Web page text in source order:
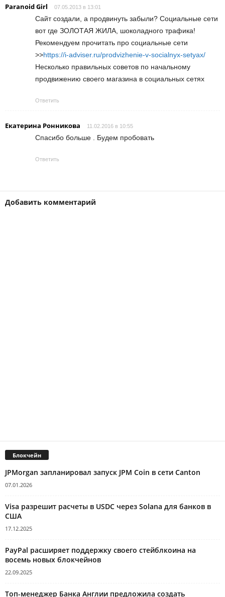
Paranoid Girl 07.05.2013 в 13:01
Сайт создали, а продвинуть забыли? Социальные сети
вот где ЗОЛОТАЯ ЖИЛА, шоколадного трафика!
Рекомендуем прочитать про социальные сети
>>https://i-adviser.ru/prodvizhenie-v-socialnyx-setyax/
Несколько правильных советов по начальному
продвижению своего магазина в социальных сетях
Ответить
Екатерина Ронникова 11.02.2016 в 10:55
Спасибо больше . Будем пробовать
Ответить
Добавить комментарий
Блокчейн
JPMorgan запланировал запуск JPM Coin в сети Canton
07.01.2026
Visa разрешит расчеты в USDC через Solana для банков в
США
17.12.2025
PayPal расширяет поддержку своего стейблкоина на
восемь новых блокчейнов
22.09.2025
Топ-менеджер Банка Англии предложила создать